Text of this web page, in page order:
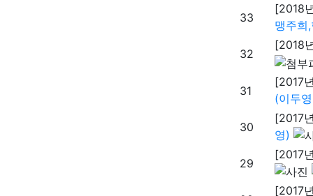
33
[2018
맹주희
32
[2018
31
[2017
(이두
30
[2017
영)
29
[2017
[2017